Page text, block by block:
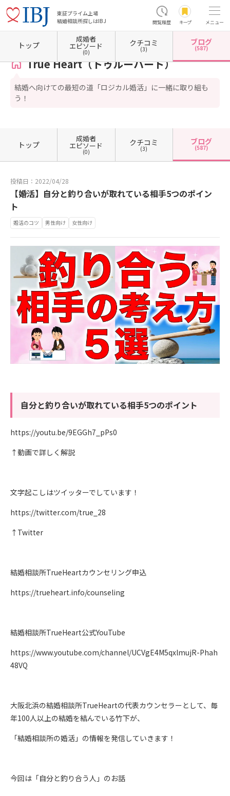
東証プライム上場
結婚相談所探しはIBJ
閲覧履歴 キープ メニュー
ホーム 大阪府の結婚相談所 大阪府大阪市 大阪府大阪市中央区 True Heart（トゥル
True Heart（トゥルーハート）
結婚へ向けての最短の道「ロジカル婚活」に一緒に取り組も
う！
トップ
成婚者
エピソード
(0)
クチコミ
(3)
ブログ
(587)
トップ
成婚者
エピソード
(0)
クチコミ
(3)
ブログ
(587)
投稿日：2022/04/28
【婚活】自分と釣り合いが取れている相手5つのポイン
ト
婚活のコツ 男性向け 女性向け
自分と釣り合いが取れている相手5つのポイント
https://youtu.be/9EGGh7_pPs0
↑動画で詳しく解説
文字起こしはツイッターでしています！
https://twitter.com/true_28
↑Twitter
結婚相談所TrueHeartカウンセリング申込
https://trueheart.info/counseling
結婚相談所TrueHeart公式YouTube
https://www.youtube.com/channel/UCVgE4M5qxlmujR-Phah
48VQ
大阪北浜の結婚相談所TrueHeartの代表カウンセラーとして、毎
年100人以上の結婚を結んでいる竹下が、
「結婚相談所の婚活」の情報を発信していきます！
今回は「自分と釣り合う人」のお話